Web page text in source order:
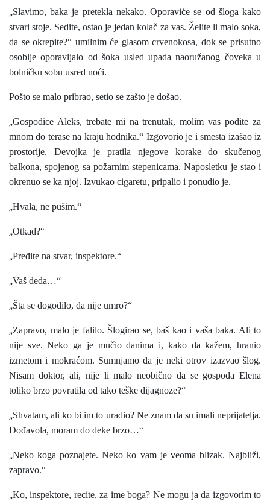
„Slavimo, baka je pretekla nekako. Oporaviće se od šloga kako
stvari stoje. Sedite, ostao je jedan kolač za vas. Želite li malo soka,
da se okrepite?“ umilnim će glasom crvenokosa, dok se prisutno
osoblje oporavljalo od šoka usled upada naoružanog čoveka u
bolničku sobu usred noći.
Pošto se malo pribrao, setio se zašto je došao.
„Gospođice Aleks, trebate mi na trenutak, molim vas pođite za
mnom do terase na kraju hodnika.“ Izgovorio je i smesta izašao iz
prostorije. Devojka je pratila njegove korake do skučenog
balkona, spojenog sa požarnim stepenicama. Naposletku je stao i
okrenuo se ka njoj. Izvukao cigaretu, pripalio i ponudio je.
„Hvala, ne pušim.“
„Otkad?“
„Pređite na stvar, inspektore.“
„Vaš deda…“
„Šta se dogodilo, da nije umro?“
„Zapravo, malo je falilo. Šlogirao se, baš kao i vaša baka. Ali to
nije sve. Neko ga je mučio danima i, kako da kažem, hranio
izmetom i mokraćom. Sumnjamo da je neki otrov izazvao šlog.
Nisam doktor, ali, nije li malo neobično da se gospođa Elena
toliko brzo povratila od tako teške dijagnoze?“
„Shvatam, ali ko bi im to uradio? Ne znam da su imali neprijatelja.
Dođavola, moram do deke brzo…“
„Neko koga poznajete. Neko ko vam je veoma blizak. Najbliži,
zapravo.“
„Ko, inspektore, recite, za ime boga? Ne mogu ja da izgovorim to